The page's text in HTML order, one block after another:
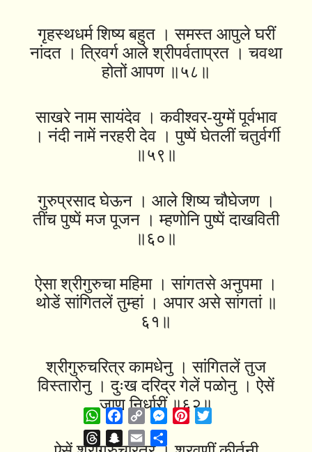
गृहस्थधर्म शिष्य बहुत । समस्त आपुले घरीं
नांदत । त्रिवर्ग आले श्रीपर्वताप्रत । चवथा
होतों आपण ॥५८॥
साखरे नाम सायंदेव । कवीश्वर-युग्में पूर्वभाव
। नंदी नामें नरहरी देव । पुष्पें घेतलीं चतुर्वर्गी
॥५९॥
गुरुप्रसाद घेऊन । आले शिष्य चौघेजण ।
तींच पुष्पें मज पूजन । म्हणोनि पुष्पें दाखविती
॥६०॥
ऐसा श्रीगुरुचा महिमा । सांगतसे अनुपमा ।
थोडें सांगितलें तुम्हां । अपार असे सांगतां ॥
६१॥
श्रीगुरुचरित्र कामधेनु । सांगितलें तुज
विस्तारोनु । दुःख दरिद्र गेलें पळोनु । ऐसें
जाण निर्धारीं ॥६२॥
WhatsApp
Facebook
Copy
Link
Messenger
Pinterest
ThreadsSnapchat
Email